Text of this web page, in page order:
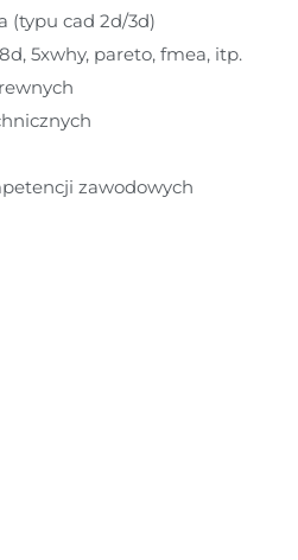
(typu cad 2d/3d)
5xwhy, pareto, fmea, itp.
zawodowych